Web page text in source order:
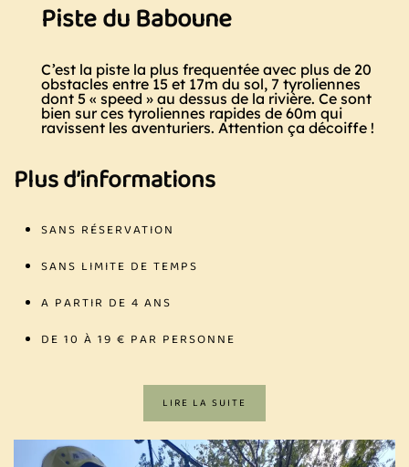
Piste du Baboune
C’est la piste la plus frequentée avec plus de 20
obstacles entre 15 et 17m du sol, 7 tyroliennes
dont 5 « speed » au dessus de la rivière. Ce sont
bien sur ces tyroliennes rapides de 60m qui
ravissent les aventuriers. Attention ça décoiffe !
Plus d’informations
SANS RÉSERVATION
SANS LIMITE DE TEMPS
A PARTIR DE 4 ANS
DE 10 À 19 € PAR PERSONNE
LIRE LA SUITE